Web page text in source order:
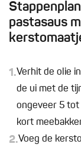
pastasaus
1.Verhit de olie
de ui met de
ongeveer 5 tot
kort
2.Voeg de